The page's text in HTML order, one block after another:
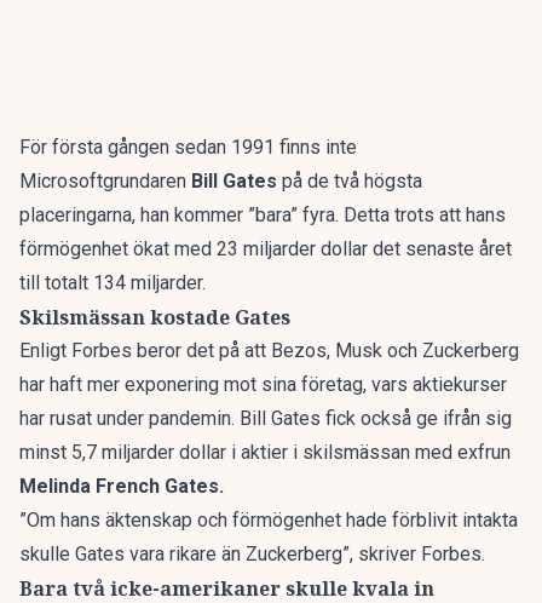
För första gången sedan 1991 finns inte
Microsoftgrundaren Bill Gates på de två högsta
placeringarna, han kommer ”bara” fyra. Detta trots att hans
förmögenhet ökat med 23 miljarder dollar det senaste året
till totalt 134 miljarder.
Skilsmässan kostade Gates
Enligt Forbes beror det på att Bezos, Musk och Zuckerberg
har haft mer exponering mot sina företag, vars aktiekurser
har rusat under pandemin. Bill Gates fick också ge ifrån sig
minst 5,7 miljarder dollar i aktier i skilsmässan med exfrun
Melinda French Gates.
”Om hans äktenskap och förmögenhet hade förblivit intakta
skulle Gates vara rikare än Zuckerberg”, skriver Forbes.
Bara två icke-amerikaner skulle kvala in